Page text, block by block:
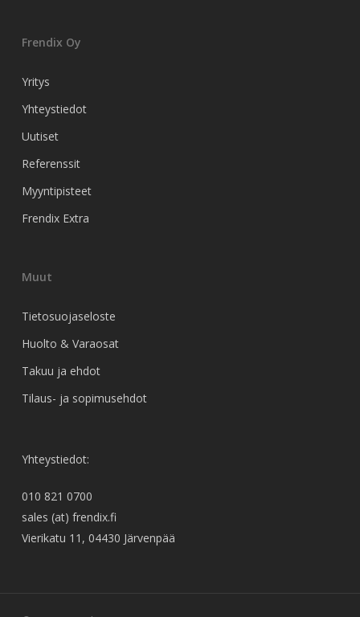
Frendix Oy
Yritys
Yhteystiedot
Uutiset
Referenssit
Myyntipisteet
Frendix Extra
Muut
Tietosuojaseloste
Huolto & Varaosat
Takuu ja ehdot
Tilaus- ja sopimusehdot
Yhteystiedot:
010 821 0700
sales (at) frendix.fi
Vierikatu 11, 04430 Järvenpää